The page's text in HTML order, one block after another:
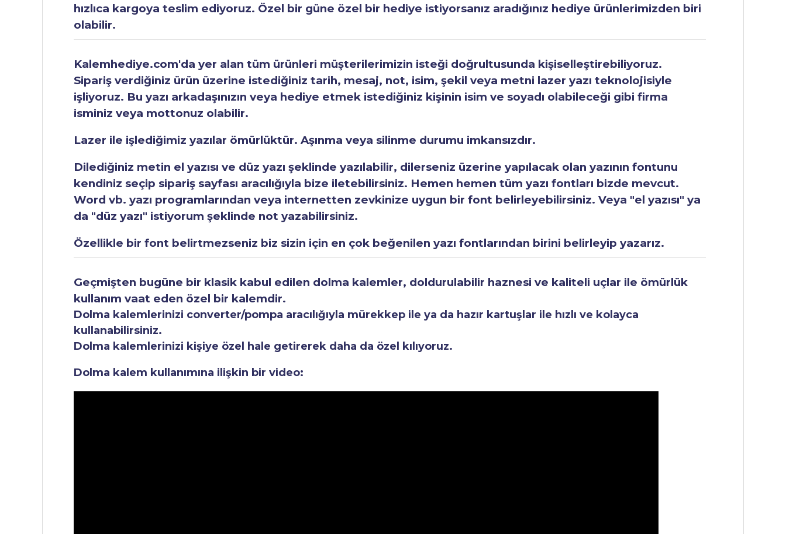
hızlıca kargoya teslim ediyoruz. Özel bir güne özel bir hediye istiyorsanız aradığınız hediye ürünlerimizden biri
olabilir.
Kalemhediye.com'da yer alan tüm ürünleri müşterilerimizin isteği doğrultusunda kişiselleştirebiliyoruz.
Sipariş verdiğiniz ürün üzerine istediğiniz tarih, mesaj, not, isim, şekil veya metni lazer yazı teknolojisiyle
işliyoruz. Bu yazı arkadaşınızın veya hediye etmek istediğiniz kişinin isim ve soyadı olabileceği gibi firma
isminiz veya mottonuz olabilir.
Lazer ile işlediğimiz yazılar ömürlüktür. Aşınma veya silinme durumu imkansızdır.
Dilediğiniz metin el yazısı ve düz yazı şeklinde yazılabilir, dilerseniz üzerine yapılacak olan yazının fontunu
kendiniz seçip sipariş sayfası aracılığıyla bize iletebilirsiniz. Hemen hemen tüm yazı fontları bizde mevcut.
Word vb. yazı programlarından veya internetten zevkinize uygun bir font belirleyebilirsiniz. Veya "el yazısı" ya
da "düz yazı" istiyorum şeklinde not yazabilirsiniz.
Özellikle bir font belirtmezseniz biz sizin için en çok beğenilen yazı fontlarından birini belirleyip yazarız.
Geçmişten bugüne bir klasik kabul edilen dolma kalemler, doldurulabilir haznesi ve kaliteli uçlar ile ömürlük
kullanım vaat eden özel bir kalemdir.
Dolma kalemlerinizi converter/pompa aracılığıyla mürekkep ile ya da hazır kartuşlar ile hızlı ve kolayca
kullanabilirsiniz.
Dolma kalemlerinizi kişiye özel hale getirerek daha da özel kılıyoruz.
Dolma kalem kullanımına ilişkin bir video: